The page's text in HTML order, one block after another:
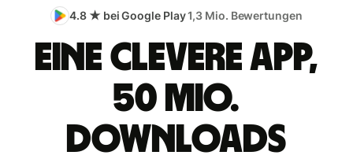
4.8 ★ bei Google Play1,3 Mio. Bewertungen
Eine clevere App,
50 Mio.
Downloads